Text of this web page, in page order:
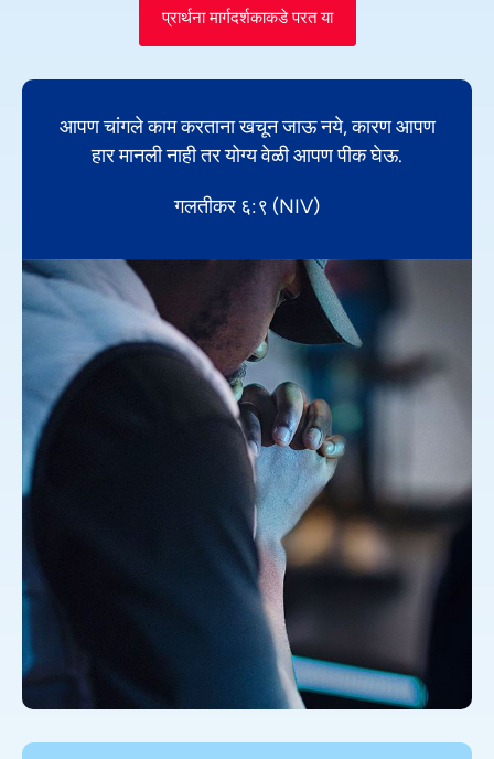
प्रार्थना मार्गदर्शकाकडे परत या
आपण चांगले काम करताना खचून जाऊ नये, कारण आपण
हार मानली नाही तर योग्य वेळी आपण पीक घेऊ.
गलतीकर ६:९ (NIV)